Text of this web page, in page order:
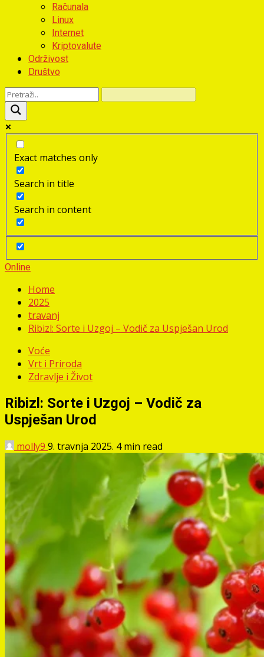
Računala
Linux
Internet
Kriptovalute
Održivost
Društvo
Exact matches only
Search in title
Search in content
Online
Home
2025
travanj
Ribizl: Sorte i Uzgoj – Vodič za Uspješan Urod
Voće
Vrt i Priroda
Zdravlje i Život
Ribizl: Sorte i Uzgoj – Vodič za
Uspješan Urod
molly9 9. travnja 2025. 4 min read